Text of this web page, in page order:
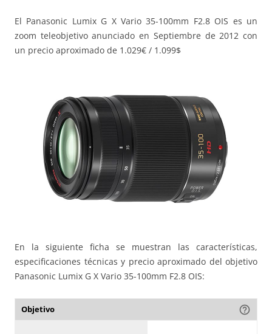
El Panasonic Lumix G X Vario 35-100mm F2.8 OIS es un
zoom teleobjetivo anunciado en Septiembre de 2012 con
un precio aproximado de 1.029€ / 1.099$
En la siguiente ficha se muestran las características,
especificaciones técnicas y precio aproximado del objetivo
Panasonic Lumix G X Vario 35-100mm F2.8 OIS:
Objetivo help_outline